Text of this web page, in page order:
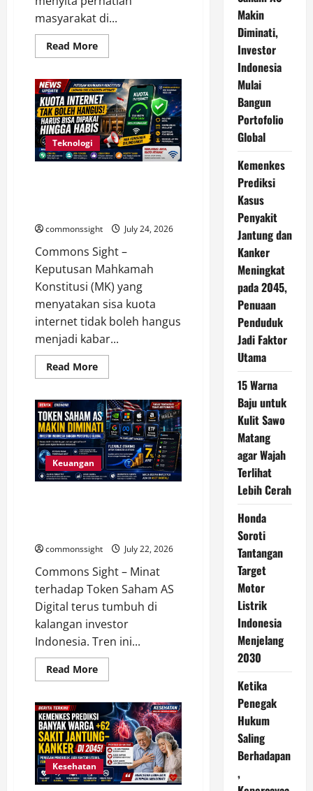
masyarakat di...
Read MoreRead
more
DPD
Kecam
Pengeroyokan
Pencuri
Ayam
di
Bali,
Tegaskan
Hukum
Teknologi
commonssight July 24, 2026
Commons Sight –
Keputusan Mahkamah
Konstitusi (MK) yang
menyatakan sisa kuota
internet tidak boleh hangus
menjadi kabar...
Read MoreRead
more
Kaji
Putusan
MK,
Kuota
Internet
Tak
Boleh
Hangus
dan
Keuangan
commonssight July 22, 2026
Commons Sight – Minat
terhadap Token Saham AS
Digital terus tumbuh di
kalangan investor
Indonesia. Tren ini...
Read MoreRead
more
Saham
AS
Makin
Diminati,
Investor
Indonesia
Mulai
Bangun
Portofolio
Kesehatan
Makin
Diminati,
Investor
Indonesia
Mulai
Bangun
Portofolio
Global
Kemenkes
Prediksi
Kasus
Penyakit
Jantung dan
Kanker
Meningkat
pada 2045,
Penuaan
Penduduk
Jadi Faktor
Utama
15 Warna
Baju untuk
Kulit Sawo
Matang
agar Wajah
Terlihat
Lebih Cerah
Honda
Soroti
Tantangan
Target
Motor
Listrik
Indonesia
Menjelang
2030
Ketika
Penegak
Hukum
Saling
Berhadapan
,